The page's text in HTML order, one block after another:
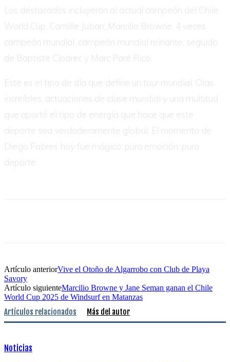
Los destacados incluyeron al actual campeón del Chile
World Cup, Camille Juban; Marcilio Browne, 4 veces
campeón mundial, campeón mundial reinante, seguido
de Baptiste Cloarec y Marc Paré Rico.
Este es el tipo de día que define un tour mundial. Olas
increíbles, actuaciones de clase mundial y una multitud
que aportó el tipo de energía que hace que este
deporte sea verdaderamente global. El momento de
Diego Fabres hoy fue mágico: pura emoción, puro
deporte.
Artículo anteriorVive el Otoño de Algarrobo con Club de Playa
Savory
Artículo siguienteMarcilio Browne y Jane Seman ganan el Chile
World Cup 2025 de Windsurf en Matanzas
Artículos relacionados Más del autor
Noticias